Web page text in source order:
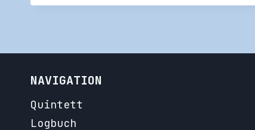
GROTH
NAVIGATION
Quintett
Logbuch